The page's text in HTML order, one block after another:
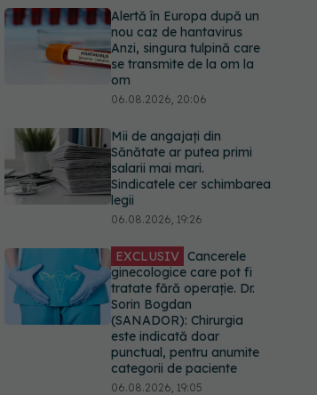
Alertă în Europa după un
nou caz de hantavirus
Anzi, singura tulpină care
se transmite de la om la
om
06.08.2026, 20:06
Mii de angajați din
Sănătate ar putea primi
salarii mai mari.
Sindicatele cer schimbarea
legii
06.08.2026, 19:26
EXCLUSIV Cancerele
ginecologice care pot fi
tratate fără operație. Dr.
Sorin Bogdan
(SANADOR): Chirurgia
este indicată doar
punctual, pentru anumite
categorii de paciente
06.08.2026, 19:05